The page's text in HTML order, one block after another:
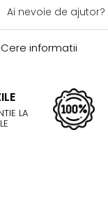
Ai nevoie de ajutor?
informatii
LA